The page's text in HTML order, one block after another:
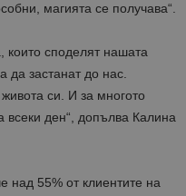
магията се получава“.
които споделят нашата
да застанат до нас.
си. И за многото
всеки ден“, допълва Калина
над 55% от клиентите на